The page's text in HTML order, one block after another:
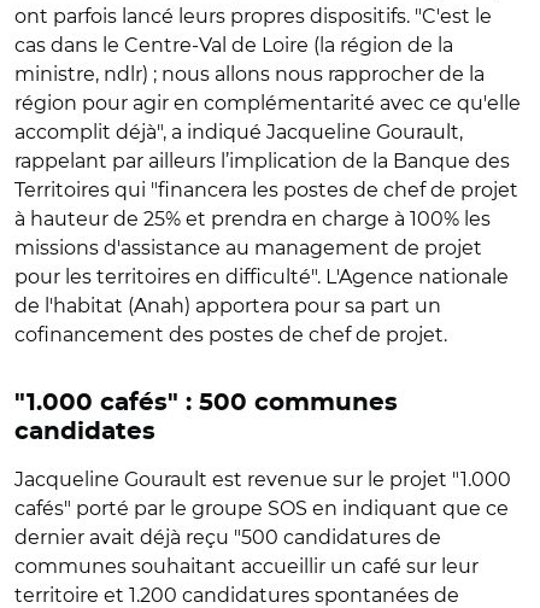
ont parfois lancé leurs propres dispositifs. "C'est le
cas dans le Centre-Val de Loire (la région de la
ministre, ndlr) ; nous allons nous rapprocher de la
région pour agir en complémentarité avec ce qu'elle
accomplit déjà", a indiqué Jacqueline Gourault,
rappelant par ailleurs l’implication de la Banque des
Territoires qui "financera les postes de chef de projet
à hauteur de 25% et prendra en charge à 100% les
missions d'assistance au management de projet
pour les territoires en difficulté". L'Agence nationale
de l'habitat (Anah) apportera pour sa part un
cofinancement des postes de chef de projet.
"1.000 cafés" : 500 communes
candidates
Jacqueline Gourault est revenue sur le projet "1.000
cafés" porté par le groupe SOS en indiquant que ce
dernier avait déjà reçu "500 candidatures de
communes souhaitant accueillir un café sur leur
territoire et 1.200 candidatures spontanées de